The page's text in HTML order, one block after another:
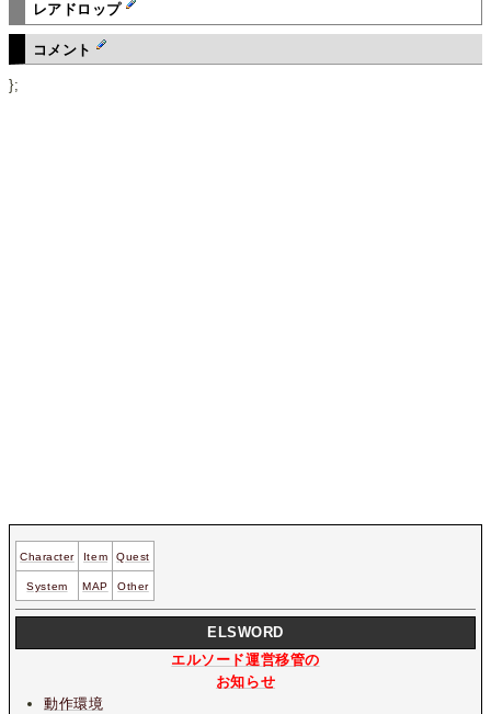
レアドロップ
コメント
};
Character Item Quest
System MAP Other
ELSWORD
エルソード運営移管の
お知らせ
動作環境